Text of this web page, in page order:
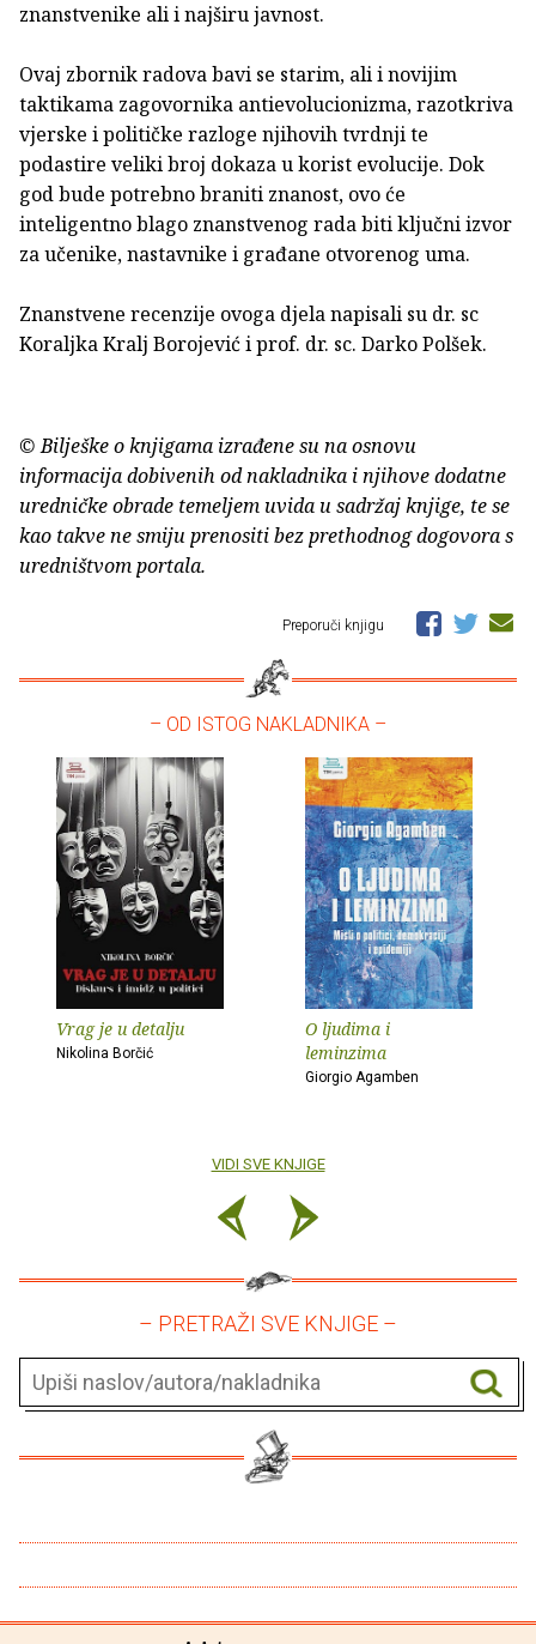
znanstvenike ali i najširu javnost.
Ovaj zbornik radova bavi se starim, ali i novijim
taktikama zagovornika antievolucionizma, razotkriva
vjerske i političke razloge njihovih tvrdnji te
podastire veliki broj dokaza u korist evolucije. Dok
god bude potrebno braniti znanost, ovo će
inteligentno blago znanstvenog rada biti ključni izvor
za učenike, nastavnike i građane otvorenog uma.
Znanstvene recenzije ovoga djela napisali su dr. sc
Koraljka Kralj Borojević i prof. dr. sc. Darko Polšek.
© Bilješke o knjigama izrađene su na osnovu
informacija dobivenih od nakladnika i njihove dodatne
uredničke obrade temeljem uvida u sadržaj knjige, te se
kao takve ne smiju prenositi bez prethodnog dogovora s
uredništvom portala.
Preporuči knjigu
– OD ISTOG NAKLADNIKA –
Vrag je u detalju
Nikolina Borčić
O ljudima i
leminzima
Giorgio Agamben
VIDI SVE KNJIGE
– PRETRAŽI SVE KNJIGE –